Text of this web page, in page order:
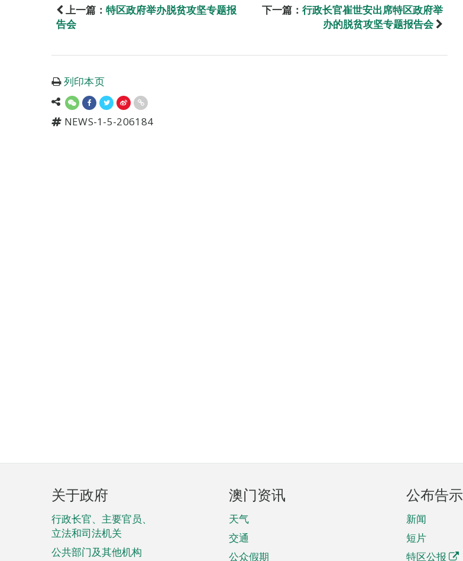
上一篇： 特区政府举办脱贫攻坚专题报
告会
下一篇： 行政长官崔世安出席特区政府举
办的脱贫攻坚专题报告会
列印本页
NEWS-1-5-206184
页
脚
菜
单
关于政府
行政长官、主要官员、
立法和司法机关
公共部门及其他机构
澳门资讯
天气
交通
公众假期
公布告示
新闻
短片
特区公报